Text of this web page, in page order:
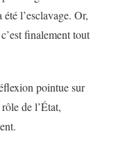
l’esclavage. Or,
finalement tout
pointue sur
de l’État,